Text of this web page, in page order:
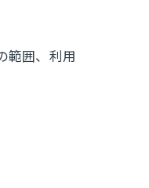
範囲、利用